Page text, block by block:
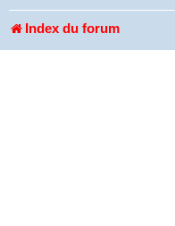
Index du forum